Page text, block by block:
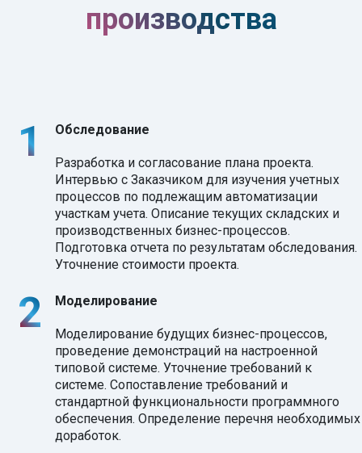
производства
Обследование
Разработка и согласование плана проекта.
Интервью с Заказчиком для изучения учетных
процессов по подлежащим автоматизации
участкам учета. Описание текущих складских и
производственных бизнес-процессов.
Подготовка отчета по результатам обследования.
Уточнение стоимости проекта.
Моделирование
Моделирование будущих бизнес-процессов,
проведение демонстраций на настроенной
типовой системе. Уточнение требований к
системе. Сопоставление требований и
стандартной функциональности программного
обеспечения. Определение перечня необходимых
доработок.